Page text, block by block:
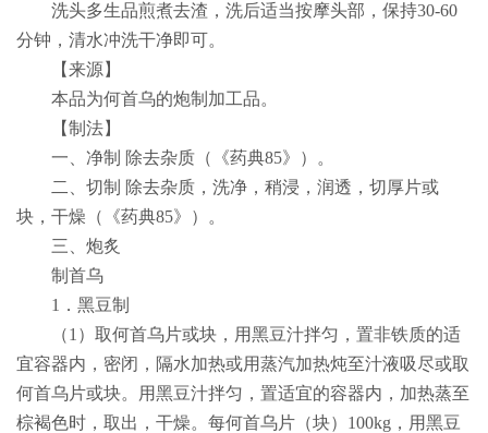
洗头多生品煎煮去渣，洗后适当按摩头部，保持30-60
分钟，清水冲洗干净即可。
【来源】
本品为何首乌的炮制加工品。
【制法】
一、净制 除去杂质（《药典85》）。
二、切制 除去杂质，洗净，稍浸，润透，切厚片或
块，干燥（《药典85》）。
三、炮炙
制首乌
1 ．黑豆制
（1 ）取何首乌片或块，用黑豆汁拌匀，置非铁质的适
宜容器内，密闭，隔水加热或用蒸汽加热炖至汁液吸尽或取
何首乌片或块。用黑豆汁拌匀，置适宜的容器内，加热蒸至
棕褐色时，取出，干燥。每何首乌片（块） 100kg ，用黑豆